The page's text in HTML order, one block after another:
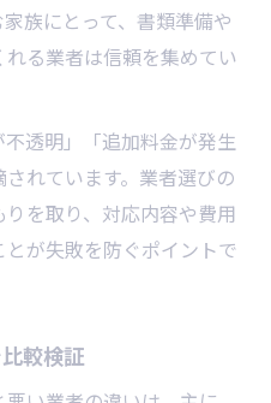
族にとって、書類準備や
る業者は信頼を集めてい
透明」「追加料金が発生
れています。業者選びの
を取り、対応内容や費用
が失敗を防ぐポイントで
較検証